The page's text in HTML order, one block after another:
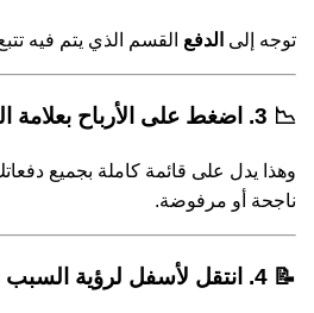
توجه إلى الدفع القسم الذي يتم فيه
📉 3. اضغط على الأرباح بعلامة
وهذا يدل على قائمة كاملة بجميع
ناجحة أو مرفوضة.
📝 4. انتقل لأسفل لرؤية السبب المتراجع